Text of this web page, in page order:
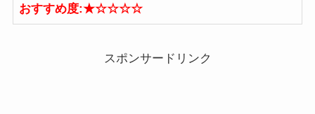
おすすめ度:★☆☆☆☆
スポンサードリンク